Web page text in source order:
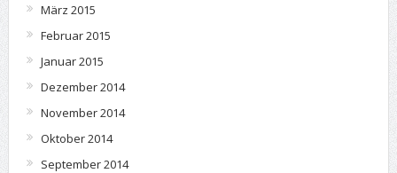
März 2015
Februar 2015
Januar 2015
Dezember 2014
November 2014
Oktober 2014
September 2014